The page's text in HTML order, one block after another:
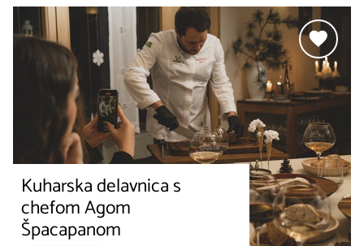
Kuharska delavnica s
chefom Agom
Špacapanom